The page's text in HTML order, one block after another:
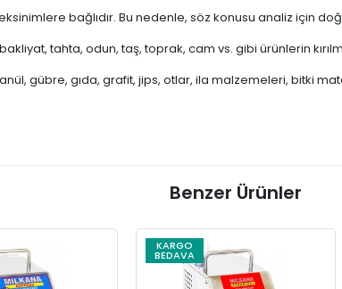
bağlıdır. Bu nedenle, söz konusu analiz için
tahta, odun, taş, toprak, cam vs. gibi ürünlerin
gübre, gıda, grafit, jips, otlar, ila malzemeleri, bitki
Benzer Ürünler
KARGO
BEDAVA